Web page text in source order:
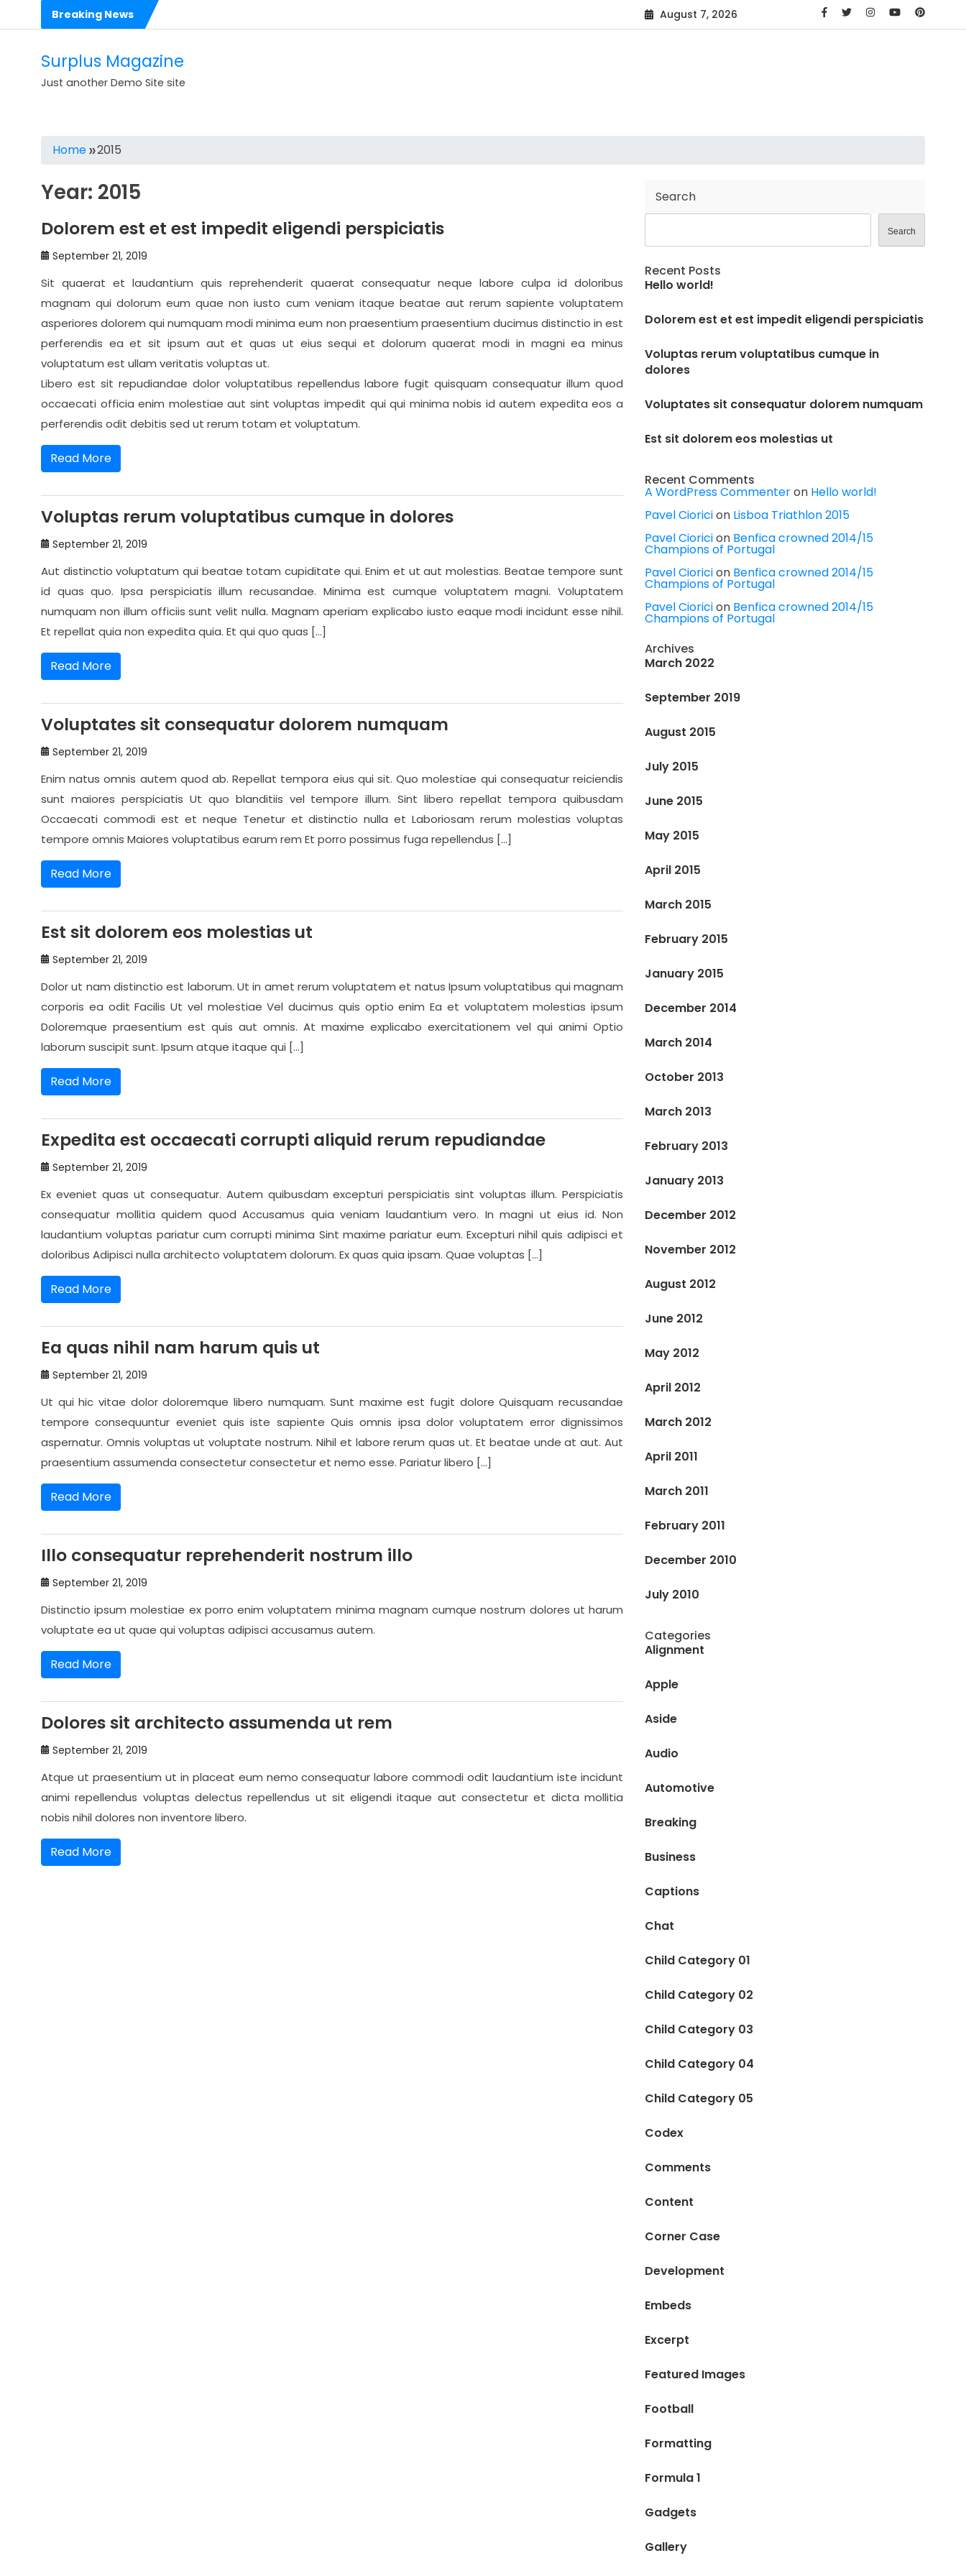
content
Breaking News
Hello world!
Voluptas rerum voluptatibus cumque in dolores
Ea quas nihil nam harum quis ut
August 7, 2026
Surplus Magazine
Just another Demo Site site
Home 2015
Year: 2015
Dolorem est et est impedit eligendi perspiciatis
September 21, 2019
Sit quaerat et laudantium quis reprehenderit quaerat consequatur neque labore culpa id doloribus
magnam qui dolorum eum quae non iusto cum veniam itaque beatae aut rerum sapiente voluptatem
asperiores dolorem qui numquam modi minima eum non praesentium praesentium ducimus distinctio in est
perferendis ea et sit ipsum aut et quas ut eius sequi et dolorum quaerat modi in magni ea minus
voluptatum est ullam veritatis voluptas ut.
Libero est sit repudiandae dolor voluptatibus repellendus labore fugit quisquam consequatur illum quod
occaecati officia enim molestiae aut sint voluptas impedit qui qui minima nobis id autem expedita eos a
perferendis odit debitis sed ut rerum totam et voluptatum.
Read More
Voluptas rerum voluptatibus cumque in dolores
September 21, 2019
Aut distinctio voluptatum qui beatae totam cupiditate qui. Enim et ut aut molestias. Beatae tempore sunt
id quas quo. Ipsa perspiciatis illum recusandae. Minima est cumque voluptatem magni. Voluptatem
numquam non illum officiis sunt velit nulla. Magnam aperiam explicabo iusto eaque modi incidunt esse nihil.
Et repellat quia non expedita quia. Et qui quo quas […]
Read More
Voluptates sit consequatur dolorem numquam
September 21, 2019
Enim natus omnis autem quod ab. Repellat tempora eius qui sit. Quo molestiae qui consequatur reiciendis
sunt maiores perspiciatis Ut quo blanditiis vel tempore illum. Sint libero repellat tempora quibusdam
Occaecati commodi est et neque Tenetur et distinctio nulla et Laboriosam rerum molestias voluptas
tempore omnis Maiores voluptatibus earum rem Et porro possimus fuga repellendus […]
Read More
Est sit dolorem eos molestias ut
September 21, 2019
Dolor ut nam distinctio est laborum. Ut in amet rerum voluptatem et natus Ipsum voluptatibus qui magnam
corporis ea odit Facilis Ut vel molestiae Vel ducimus quis optio enim Ea et voluptatem molestias ipsum
Doloremque praesentium est quis aut omnis. At maxime explicabo exercitationem vel qui animi Optio
laborum suscipit sunt. Ipsum atque itaque qui […]
Read More
Expedita est occaecati corrupti aliquid rerum repudiandae
September 21, 2019
Ex eveniet quas ut consequatur. Autem quibusdam excepturi perspiciatis sint voluptas illum. Perspiciatis
consequatur mollitia quidem quod Accusamus quia veniam laudantium vero. In magni ut eius id. Non
laudantium voluptas pariatur cum corrupti minima Sint maxime pariatur eum. Excepturi nihil quis adipisci et
doloribus Adipisci nulla architecto voluptatem dolorum. Ex quas quia ipsam. Quae voluptas […]
Read More
Ea quas nihil nam harum quis ut
September 21, 2019
Ut qui hic vitae dolor doloremque libero numquam. Sunt maxime est fugit dolore Quisquam recusandae
tempore consequuntur eveniet quis iste sapiente Quis omnis ipsa dolor voluptatem error dignissimos
aspernatur. Omnis voluptas ut voluptate nostrum. Nihil et labore rerum quas ut. Et beatae unde at aut. Aut
praesentium assumenda consectetur consectetur et nemo esse. Pariatur libero […]
Read More
Illo consequatur reprehenderit nostrum illo
September 21, 2019
Distinctio ipsum molestiae ex porro enim voluptatem minima magnam cumque nostrum dolores ut harum
voluptate ea ut quae qui voluptas adipisci accusamus autem.
Read More
Dolores sit architecto assumenda ut rem
September 21, 2019
Atque ut praesentium ut in placeat eum nemo consequatur labore commodi odit laudantium iste incidunt
animi repellendus voluptas delectus repellendus ut sit eligendi itaque aut consectetur et dicta mollitia
nobis nihil dolores non inventore libero.
Read More
Search
Search
Recent Posts
Hello world!
Dolorem est et est impedit eligendi perspiciatis
Voluptas rerum voluptatibus cumque in
dolores
Voluptates sit consequatur dolorem numquam
Est sit dolorem eos molestias ut
Recent Comments
A WordPress Commenteron Hello world!
Pavel Cioricion Lisboa Triathlon 2015
Pavel Cioricion Benfica crowned 2014/15
Champions of Portugal
Pavel Cioricion Benfica crowned 2014/15
Champions of Portugal
Pavel Cioricion Benfica crowned 2014/15
Champions of Portugal
Archives
March 2022
September 2019
August 2015
July 2015
June 2015
May 2015
April 2015
March 2015
February 2015
January 2015
December 2014
March 2014
October 2013
March 2013
February 2013
January 2013
December 2012
November 2012
August 2012
June 2012
May 2012
April 2012
March 2012
April 2011
March 2011
February 2011
December 2010
July 2010
Categories
Alignment
Apple
Aside
Audio
Automotive
Breaking
Business
Captions
Chat
Child Category 01
Child Category 02
Child Category 03
Child Category 04
Child Category 05
Codex
Comments
Content
Corner Case
Development
Embeds
Excerpt
Featured Images
Football
Formatting
Formula 1
Gadgets
Gallery